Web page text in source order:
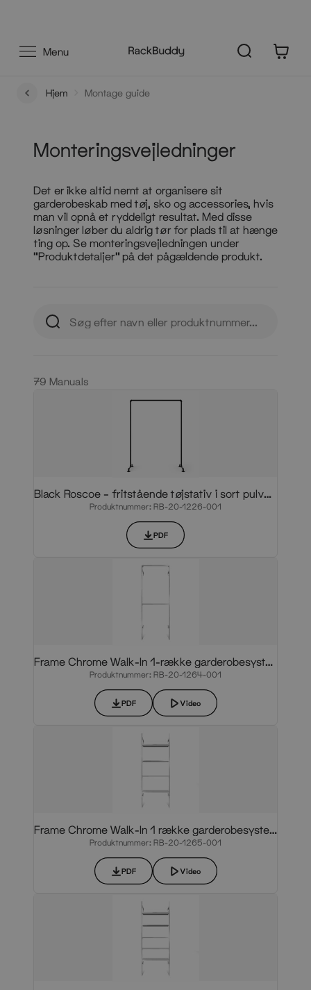
Menu
Hjem Montage guide
Monteringsvejledninger
Det er ikke altid nemt at organisere sit
garderobeskab med tøj, sko og accessories, hvis
man vil opnå et ryddeligt resultat. Med disse
løsninger løber du aldrig tør for plads til at hænge
ting op. Se monteringsvejledningen under
“Produktdetaljer” på det pågældende produkt.
79 Manuals
Black Roscoe – fritstående tøjstativ i sort pulverlakeret finish
Produktnummer: RB-20-1226-001
PDF
Frame Chrome Walk-In 1-række garderobesystem
Produktnummer: RB-20-1264-001
PDF Video
Frame Chrome Walk-In 1 række garderobesystem
Produktnummer: RB-20-1265-001
PDF Video